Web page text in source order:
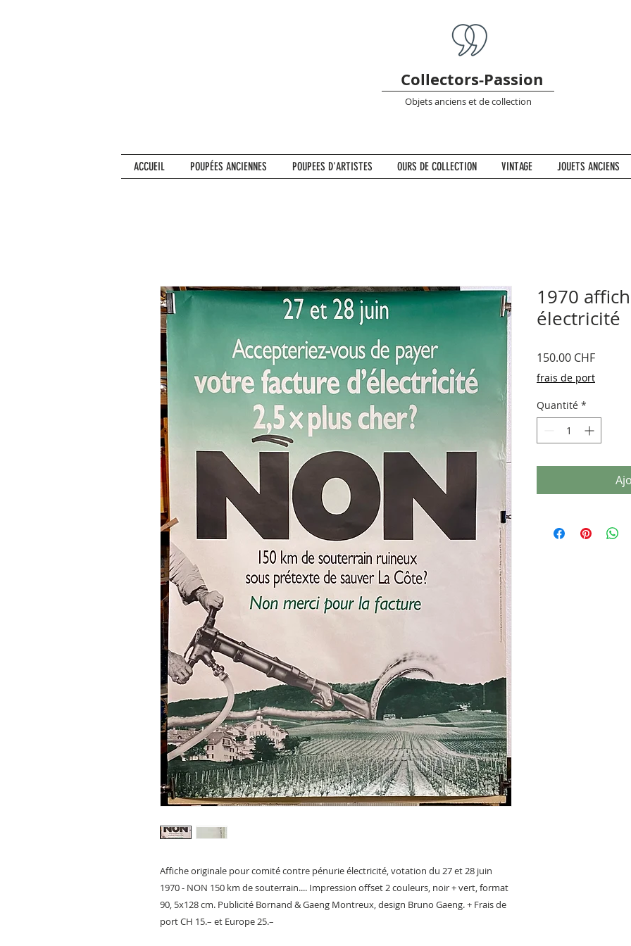
Collectors-Passion
Objets anciens et de collection
ACCUEIL POUPÉES ANCIENNES POUPEES D'ARTISTES OURS DE COLLECTION VINTAGE JOUETS ANCIENS
Affiche originale pour comité contre pénurie électricité, votation du 27 et 28 juin
1970 - NON 150 km de souterrain.... Impression offset 2 couleurs, noir + vert, format
90, 5x128 cm. Publicité Bornand & Gaeng Montreux, design Bruno Gaeng. + Frais de
port CH 15.– et Europe 25.–
1970
électricité
150.00 CHFPrix
frais de port
Quantité *